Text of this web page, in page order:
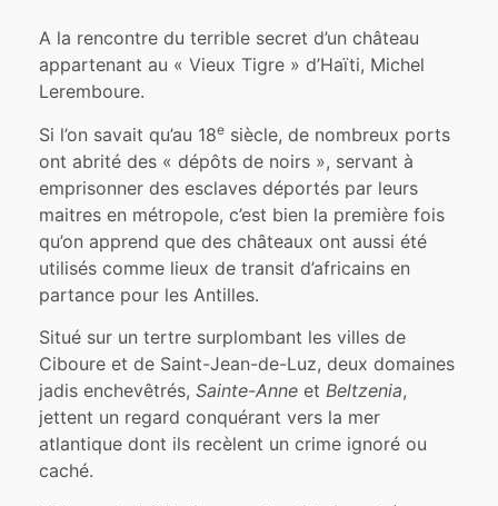
A la rencontre du terrible secret d’un château
appartenant au « Vieux Tigre » d’Haïti, Michel
Leremboure.
Si l’on savait qu’au 18e siècle, de nombreux ports
ont abrité des « dépôts de noirs », servant à
emprisonner des esclaves déportés par leurs
maitres en métropole, c’est bien la première fois
qu’on apprend que des châteaux ont aussi été
utilisés comme lieux de transit d’africains en
partance pour les Antilles.
Situé sur un tertre surplombant les villes de
Ciboure et de Saint-Jean-de-Luz, deux domaines
jadis enchevêtrés,Sainte-Anneet Beltzenia,
jettent un regard conquérant vers la mer
atlantique dont ils recèlent un crime ignoré ou
caché.